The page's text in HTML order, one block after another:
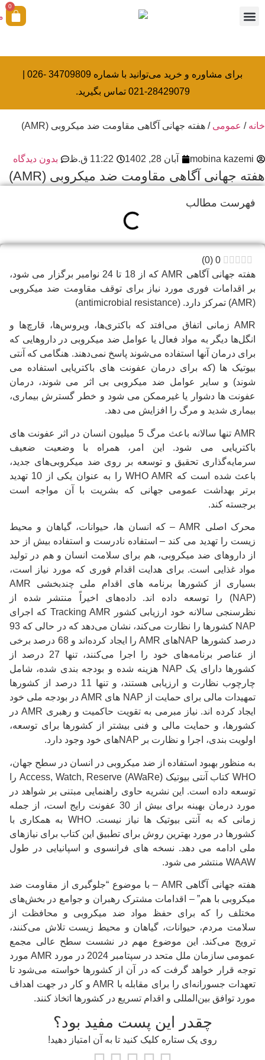
0
28429079-021 تماس بگیرید.
خانه / عمومی / هفته جهانی آگاهی مقاومت ضد میکروبی (AMR)
mobina kazemi آبان 28, 1402 11:22 ق.ظ بدون دیدگاه
هفته جهانی آگاهی مقاومت ضد میکروبی (AMR)
فهرست مطالب
0
(
0
)
هفته جهانی آگاهی AMR که از 18 تا 24 نوامبر برگزار می شود،
بر اقدامات فوری مورد نیاز برای توقف مقاومت ضد میکروبی
(AMR) تمرکز دارد. (antimicrobial resistance)
AMR زمانی اتفاق می‌افتد که باکتری‌ها، ویروس‌ها، قارچ‌ها و
انگل‌ها دیگر به مواد فعال یا عوامل ضد میکروبی در داروهایی که
برای درمان آنها استفاده می‌شوند پاسخ نمی‌دهند. هنگامی که آنتی
بیوتیک ها (که برای درمان عفونت های باکتریایی استفاده می
شوند) و سایر عوامل ضد میکروبی بی اثر می شوند، درمان
عفونت ها دشوار یا غیرممکن می شود و خطر گسترش بیماری،
بیماری شدید و مرگ را افزایش می دهد.
AMR تنها سالانه باعث مرگ 5 میلیون انسان در اثر عفونت های
باکتریایی می شود.
این امر، همراه با وضعیت ضعیف
سرمایه‌گذاری تحقیق و توسعه بر روی ضد میکروبی‌های جدید،
باعث شده است که WHO AMR را به عنوان یکی از 10 تهدید
برتر بهداشت عمومی جهانی که بشریت با آن مواجه است
برجسته کند.
محرک اصلی AMR – که انسان ها، حیوانات، گیاهان و محیط
زیست را تهدید می کند – استفاده نادرست و استفاده بیش از حد
از داروهای ضد میکروبی، هم برای سلامت انسان و هم در تولید
مواد غذایی است. برای هدایت اقدام فوری که مورد نیاز است،
بسیاری از کشورها برنامه های اقدام ملی چندبخشی AMR
(NAP) را توسعه داده اند.
داده‌های اخیراً منتشر شده از
نظرسنجی سالانه خود ارزیابی کشور Tracking AMR که اجرای
NAP کشورها را نظارت می‌کند، نشان می‌دهد که در حالی که 93
درصد کشورها NAP‌های AMR را ایجاد کرده‌اند و 68 درصد برخی
از عناصر برنامه‌های خود را اجرا می‌کنند، تنها 27 درصد از
کشورها دارای یک NAP هزینه شده و بودجه بندی شده، شامل
چارچوب نظارت و ارزیابی هستند، و تنها 11 درصد از کشورها
تمهیدات مالی برای حمایت از NAP های AMR در بودجه ملی خود
ایجاد کرده اند.
نیاز مبرمی به تقویت حاکمیت و رهبری AMR در
کشورها، و حمایت مالی و فنی بیشتر از کشورها برای توسعه،
اولویت بندی، اجرا و نظارت بر NAPهای خود وجود دارد.
به منظور بهبود استفاده از ضد میکروبی در انسان در سطح جهان،
WHO کتاب آنتی بیوتیک Access, Watch, Reserve (AWaRe) را
توسعه داده است.
این نشریه حاوی راهنمایی مبتنی بر شواهد در
مورد درمان بهینه برای بیش از 30 عفونت رایج است، از جمله
زمانی که به آنتی بیوتیک ها نیاز نیست.
WHO به همکاری با
کشورها در مورد بهترین روش برای تطبیق این کتاب برای نیازهای
ملی ادامه می دهد. نسخه های فرانسوی و اسپانیایی در طول
WAAW منتشر می شود.
هفته جهانی آگاهی AMR – با موضوع “جلوگیری از مقاومت ضد
میکروبی با هم” – اقدامات مشترک رهبران و جوامع در بخش‌های
مختلف را که برای حفظ مواد ضد میکروبی و محافظت از
سلامت مردم، حیوانات، گیاهان و محیط‌ زیست تلاش می‌کنند،
ترویج می‌کند.
این موضوع مهم در نشست سطح عالی مجمع
عمومی سازمان ملل متحد در سپتامبر 2024 در مورد AMR مورد
توجه قرار خواهد گرفت که در آن از کشورها خواسته می‌شود تا
تعهدات جسورانه‌ای را برای مقابله با AMR و کار در جهت اهداف
مورد توافق بین‌المللی و اقدام تسریع در کشورها اتخاذ کنند.
چقدر این پست مفید بود؟
روی یک ستاره کلیک کنید تا به آن امتیاز دهید!